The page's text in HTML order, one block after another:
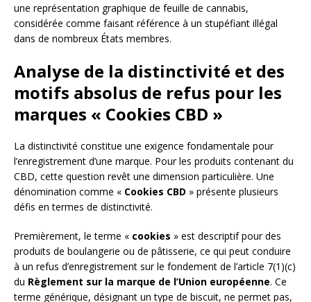
une représentation graphique de feuille de cannabis,
considérée comme faisant référence à un stupéfiant illégal
dans de nombreux États membres.
Analyse de la distinctivité et des
motifs absolus de refus pour les
marques « Cookies CBD »
La distinctivité constitue une exigence fondamentale pour
l’enregistrement d’une marque. Pour les produits contenant du
CBD, cette question revêt une dimension particulière. Une
dénomination comme « Cookies CBD » présente plusieurs
défis en termes de distinctivité.
Premièrement, le terme « cookies » est descriptif pour des
produits de boulangerie ou de pâtisserie, ce qui peut conduire
à un refus d’enregistrement sur le fondement de l’article 7(1)(c)
du Règlement sur la marque de l’Union européenne. Ce
terme générique, désignant un type de biscuit, ne permet pas,